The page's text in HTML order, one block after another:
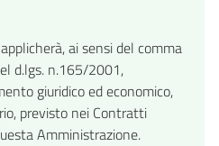
ai sensi del comma
d.lgs. n.165/2001,
giuridico ed economico,
previsto nei Contratti
Amministrazione.